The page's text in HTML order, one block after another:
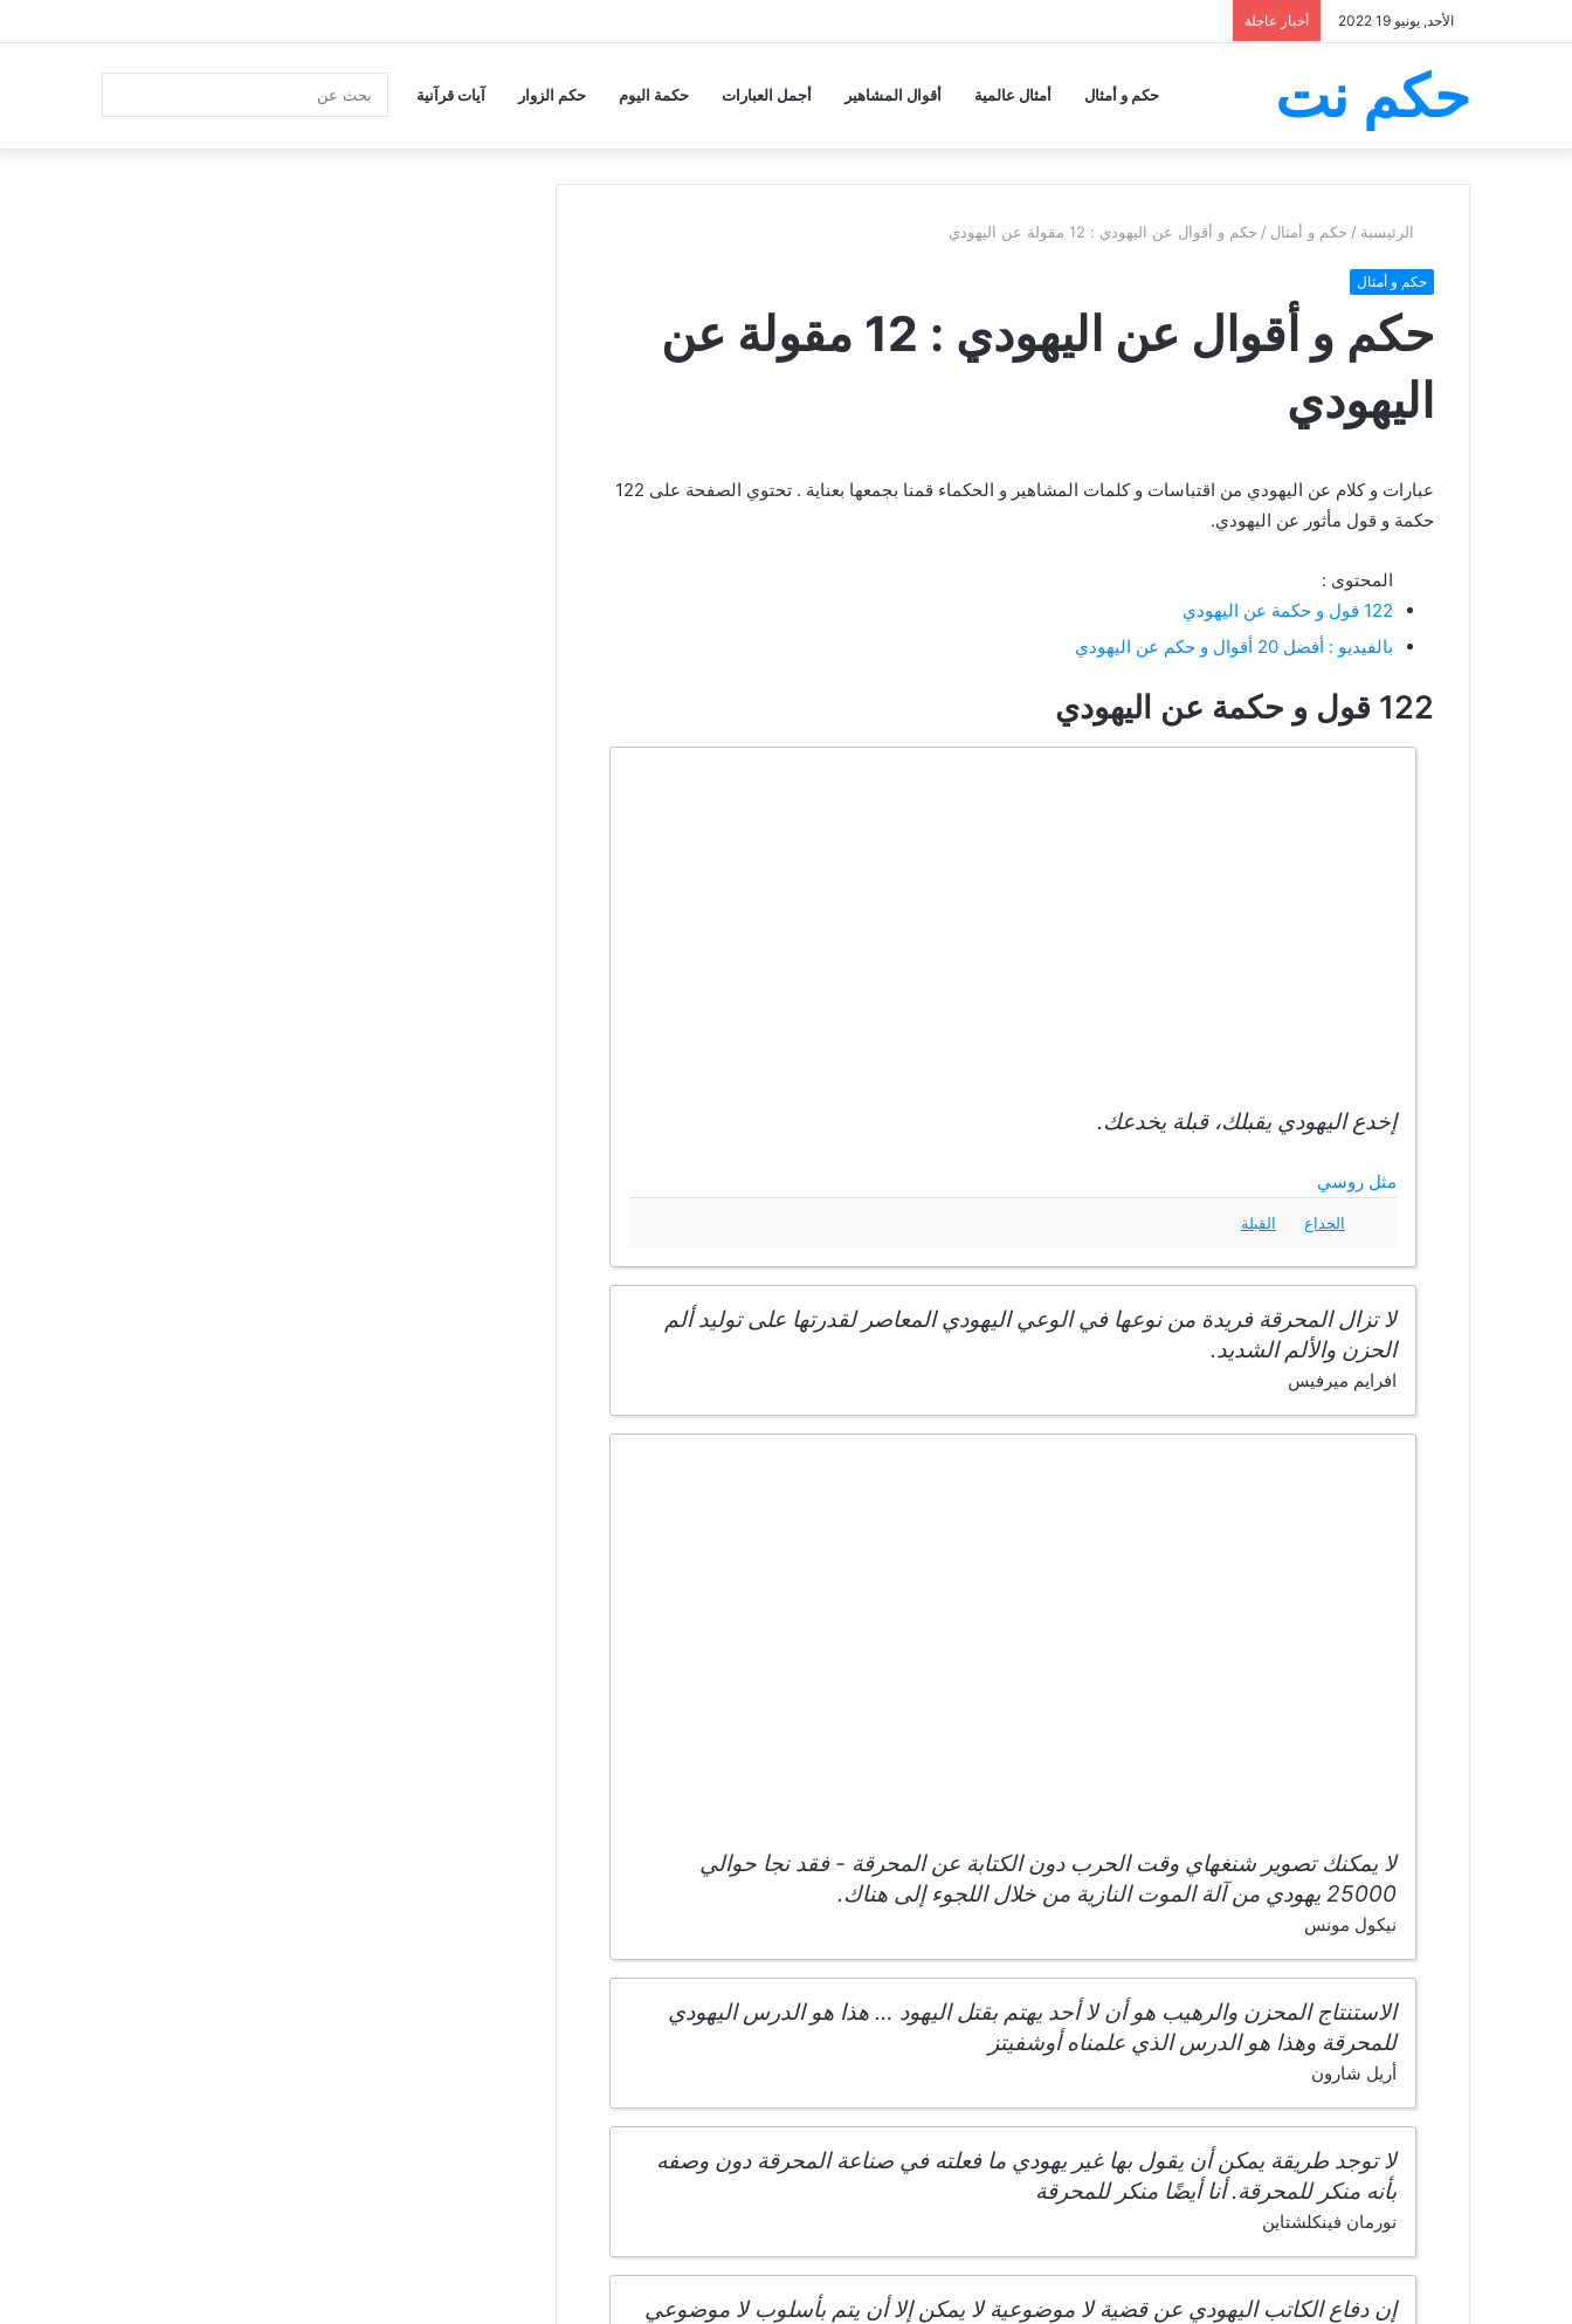
الأحد, يونيو 19 2022 أخبار عاجلة
حكم نت حكم و أمثال أمثال عالمية أقوال المشاهير أجمل العبارات حكمة اليوم حكم الزوار آيات قرآنية
الرئيسية / حكم و أمثال / حكم و أقوال عن اليهودي : 12 مقولة عن اليهودي
حكم و أمثال
حكم و أقوال عن اليهودي : 12 مقولة عن
اليهودي
عبارات و كلام عن اليهودي من اقتباسات و كلمات المشاهير و الحكماء قمنا بجمعها بعناية . تحتوي الصفحة على 122
حكمة و قول مأثور عن اليهودي.
المحتوى :
122 قول و حكمة عن اليهودي
بالفيديو : أفضل 20 أقوال و حكم عن اليهودي
122 قول و حكمة عن اليهودي
إخدع اليهودي يقبلك، قبلة يخدعك.
مثل روسي
الخداع القبلة
لا تزال المحرقة فريدة من نوعها في الوعي اليهودي المعاصر لقدرتها على توليد ألم
الحزن والألم الشديد.
افرايم ميرفيس
لا يمكنك تصوير شنغهاي وقت الحرب دون الكتابة عن المحرقة - فقد نجا حوالي
25000 يهودي من آلة الموت النازية من خلال اللجوء إلى هناك.
نيكول مونس
الاستنتاج المحزن والرهيب هو أن لا أحد يهتم بقتل اليهود … هذا هو الدرس اليهودي
للمحرقة وهذا هو الدرس الذي علمناه أوشفيتز
أريل شارون
لا توجد طريقة يمكن أن يقول بها غير يهودي ما فعلته في صناعة المحرقة دون وصفه
بأنه منكر للمحرقة. أنا أيضًا منكر للمحرقة
نورمان فينكلشتاين
إن دفاع الكاتب اليهودي عن قضية لا موضوعية لا يمكن إلا أن يتم بأسلوب لا موضوعي